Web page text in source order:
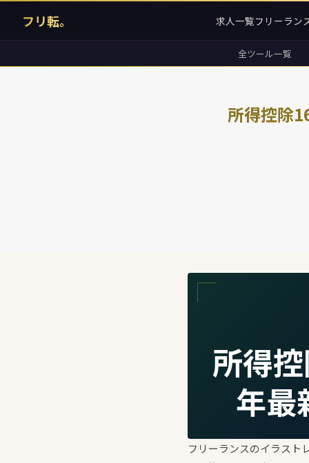
フリ転。 求人一覧フリーラン
全ツール一覧
所得控除
所得
年最
フリーランスのイラスト